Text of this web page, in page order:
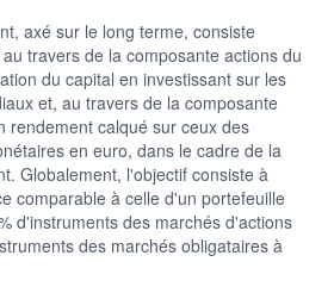
07/04 05/08
1 400
1 500
-
axé sur le long terme, consiste
travers de la composante actions du
du capital en investissant sur les
et, au travers de la composante
rendement calqué sur ceux des
en euro, dans le cadre de la
Globalement, l'objectif consiste à
comparable à celle d'un portefeuille
d'instruments des marchés d'actions
des marchés obligataires à